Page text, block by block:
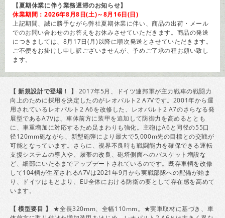
【夏期休業に伴う業務遅滞のお知らせ】
休業期間：2026年8月8日(土)～8月16日(日)
上記期間、誠に勝手ながら弊社夏期休業に伴い、商品の出荷・メール
でのお問い合わせのお答えをお休みさせていただきます。商品の発送
につきましては、8月17日(月)以降に順次発送とさせていただきます。
ご不便をお掛けし申し訳ございませんが、予めご了承の程お願い致し
ます。
【 新規設計で登場！ 】
2017年5月、ドイツ連邦軍が主力戦車の戦闘力
向上のために採用を決定したのがレオパルト2 A7Vです。2001年から運
用されているレオパルト2 A6を改修した、レオパルト2 A7のさらなる発
展型であるA7Vは、車体前方に装甲を追加して防御力を高めるととも
に、車重増加に対応するため足まわりも強化。主砲はA6と同径の55口
径120mm砲ながら、新型砲弾により最大で5,000m先の目標との交戦が
可能となっています。さらに、視界不良時も戦闘能力を確保できる運転
支援システムの導入や、履帯の改良、砲塔側面へのバスケット増設な
ど、細部にいたるまでアップデートされているのです。既存車輌を改修
して104輌が生産されるA7Vは2021年9月から実戦部隊への配備が始ま
り、ドイツはもとより、EU全体における防衛の要として存在感を高めて
います。
【 模型要目 】
★全長320mm、全幅110mm。★実車取材に基づき、車